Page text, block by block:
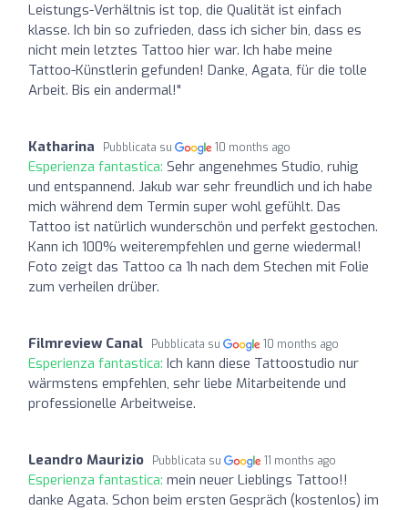
Leistungs-Verhältnis ist top, die Qualität ist einfach
klasse. Ich bin so zufrieden, dass ich sicher bin, dass es
nicht mein letztes Tattoo hier war. Ich habe meine
Tattoo-Künstlerin gefunden! Danke, Agata, für die tolle
Arbeit. Bis ein andermal!"
Katharina Pubblicata su 10 months ago
Esperienza fantastica: Sehr angenehmes Studio, ruhig
und entspannend. Jakub war sehr freundlich und ich habe
mich während dem Termin super wohl gefühlt. Das
Tattoo ist natürlich wunderschön und perfekt gestochen.
Kann ich 100% weiterempfehlen und gerne wiedermal!
Foto zeigt das Tattoo ca 1h nach dem Stechen mit Folie
zum verheilen drüber.
Filmreview Canal Pubblicata su 10 months ago
Esperienza fantastica: Ich kann diese Tattoostudio nur
wärmstens empfehlen, sehr liebe Mitarbeitende und
professionelle Arbeitweise.
Leandro Maurizio Pubblicata su 11 months ago
Esperienza fantastica: mein neuer Lieblings Tattoo!!
danke Agata. Schon beim ersten Gespräch (kostenlos) im